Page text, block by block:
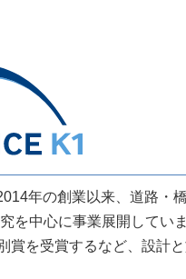
年の創業以来、道路・
を中心に事業展開してい
賞を受賞するなど、設計